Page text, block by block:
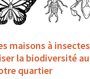
maisons à insectes
la biodiversité au
quartier